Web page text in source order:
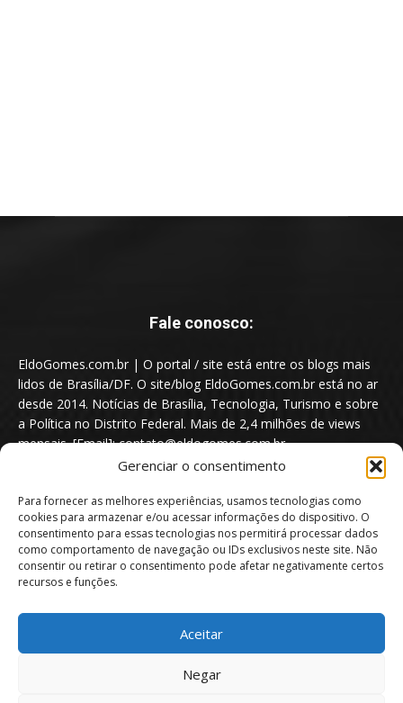
Gerenciar o consentimento
Para fornecer as melhores experiências, usamos tecnologias como
cookies para armazenar e/ou acessar informações do dispositivo. O
consentimento para essas tecnologias nos permitirá processar dados
como comportamento de navegação ou IDs exclusivos neste site. Não
consentir ou retirar o consentimento pode afetar negativamente certos
recursos e funções.
Aceitar
Negar
Fale conosco:
EldoGomes.com.br | O portal / site está entre os blogs mais
lidos de Brasília/DF. O site/blog EldoGomes.com.br está no ar
desde 2014. Notícias de Brasília, Tecnologia, Turismo e sobre
a Política no Distrito Federal. Mais de 2,4 milhões de views
mensais. [Email]: contato@eldogomes.com.br
Portal EldoGomes.com.br | Entre os Blogs mais lidos de Brasília/DF. |